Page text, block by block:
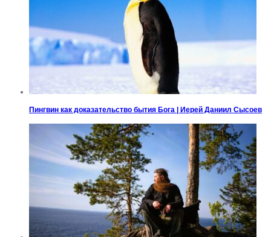
Пингвин как доказательство бытия Бога | Иерей Даниил Сысоев